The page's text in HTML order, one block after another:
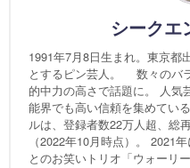
シークエ
1991年7月8日生まれ。東京都
とするピン芸人。 数々のバ
的中力の高さで話題に。 人気
能界でも高い信頼を集めてい
ルは、登録者数22万人超、総
（2022年10月時点）。 2021
とのお笑いトリオ「ウォーリ